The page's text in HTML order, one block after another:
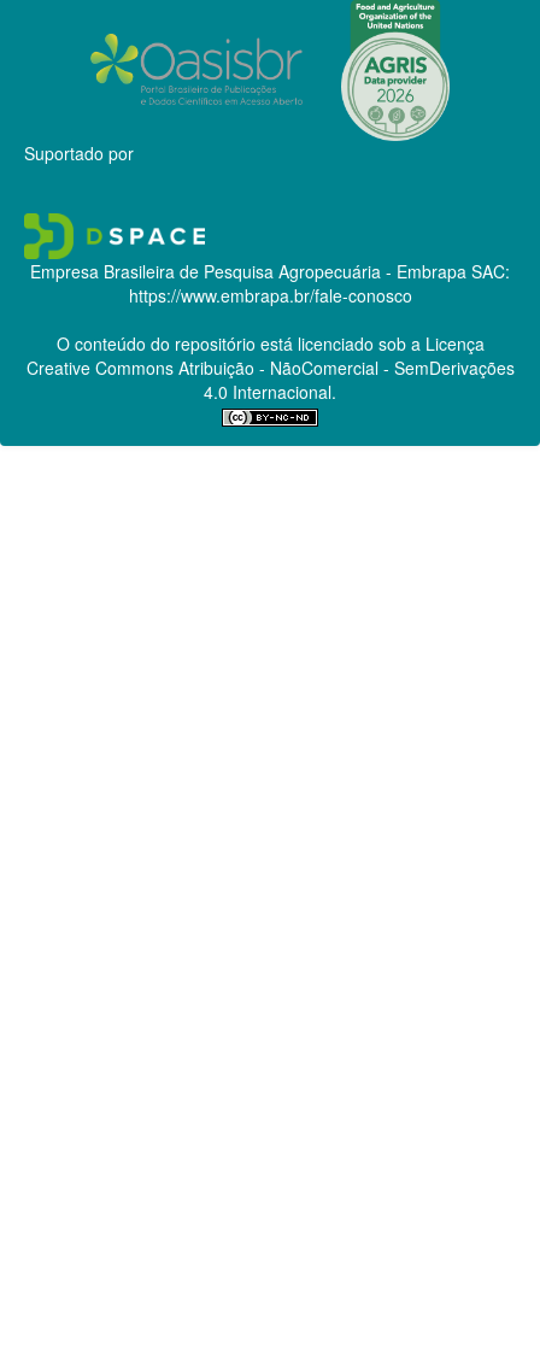
Suportado por
Empresa Brasileira de Pesquisa Agropecuária - Embrapa SAC:
https://www.embrapa.br/fale-conosco
O conteúdo do repositório está licenciado sob a Licença
Creative CommonsAtribuição - NãoComercial - SemDerivações
4.0 Internacional.